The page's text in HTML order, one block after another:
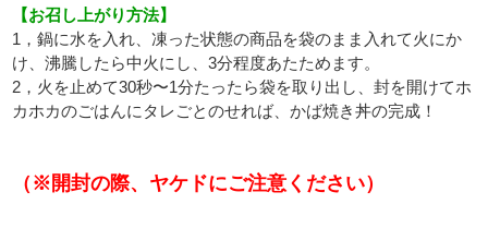
【お召し上がり方法】
1，鍋に水を入れ、凍った状態の商品を袋のまま入れて火にか
け、沸騰したら中火にし、3分程度あたためます。
2，火を止めて30秒〜1分たったら袋を取り出し、封を開けてホ
カホカのごはんにタレごとのせれば、かば焼き丼の完成！